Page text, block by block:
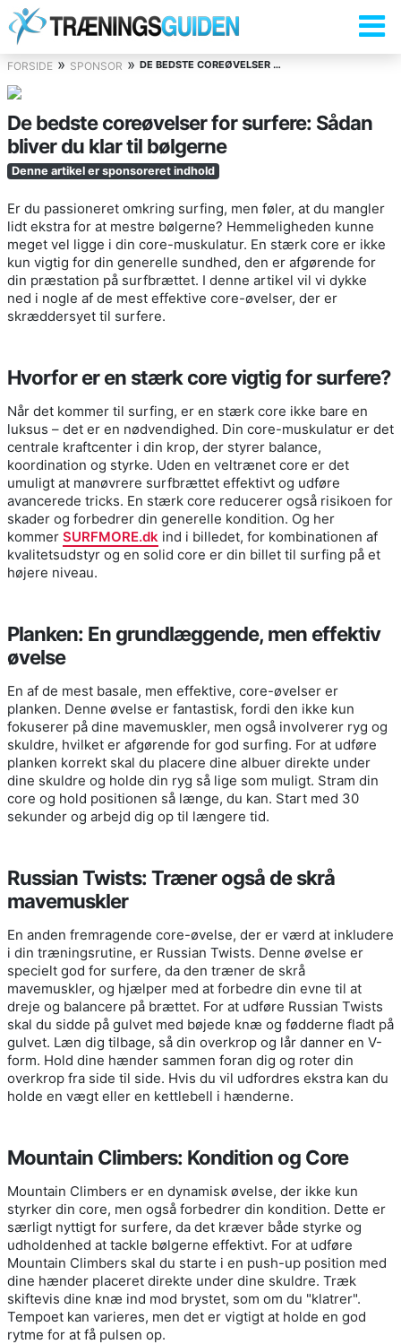
FORSIDE » SPONSOR » DE BEDSTE COREØVELSER FOR SURFERE: SÅDAN BLIVER DU KLAR TIL BØLGERNE
De bedste coreøvelser for surfere: Sådan
bliver du klar til bølgerne
Denne artikel er sponsoreret indhold
Er du passioneret omkring surfing, men føler, at du mangler
lidt ekstra for at mestre bølgerne? Hemmeligheden kunne
meget vel ligge i din core-muskulatur. En stærk core er ikke
kun vigtig for din generelle sundhed, den er afgørende for
din præstation på surfbrættet. I denne artikel vil vi dykke
ned i nogle af de mest effektive core-øvelser, der er
skræddersyet til surfere.
Hvorfor er en stærk core vigtig for surfere?
Når det kommer til surfing, er en stærk core ikke bare en
luksus – det er en nødvendighed. Din core-muskulatur er det
centrale kraftcenter i din krop, der styrer balance,
koordination og styrke. Uden en veltrænet core er det
umuligt at manøvrere surfbrættet effektivt og udføre
avancerede tricks. En stærk core reducerer også risikoen for
skader og forbedrer din generelle kondition. Og her
kommer SURFMORE.dk ind i billedet, for kombinationen af
kvalitetsudstyr og en solid core er din billet til surfing på et
højere niveau.
Planken: En grundlæggende, men effektiv
øvelse
En af de mest basale, men effektive, core-øvelser er
planken. Denne øvelse er fantastisk, fordi den ikke kun
fokuserer på dine mavemuskler, men også involverer ryg og
skuldre, hvilket er afgørende for god surfing. For at udføre
planken korrekt skal du placere dine albuer direkte under
dine skuldre og holde din ryg så lige som muligt. Stram din
core og hold positionen så længe, du kan. Start med 30
sekunder og arbejd dig op til længere tid.
Russian Twists: Træner også de skrå
mavemuskler
En anden fremragende core-øvelse, der er værd at inkludere
i din træningsrutine, er Russian Twists. Denne øvelse er
specielt god for surfere, da den træner de skrå
mavemuskler, og hjælper med at forbedre din evne til at
dreje og balancere på brættet. For at udføre Russian Twists
skal du sidde på gulvet med bøjede knæ og fødderne fladt på
gulvet. Læn dig tilbage, så din overkrop og lår danner en V-
form. Hold dine hænder sammen foran dig og roter din
overkrop fra side til side. Hvis du vil udfordres ekstra kan du
holde en vægt eller en kettlebell i hænderne.
Mountain Climbers: Kondition og Core
Mountain Climbers er en dynamisk øvelse, der ikke kun
styrker din core, men også forbedrer din kondition. Dette er
særligt nyttigt for surfere, da det kræver både styrke og
udholdenhed at tackle bølgerne effektivt. For at udføre
Mountain Climbers skal du starte i en push-up position med
dine hænder placeret direkte under dine skuldre. Træk
skiftevis dine knæ ind mod brystet, som om du "klatrer".
Tempoet kan varieres, men det er vigtigt at holde en god
rytme for at få pulsen op.